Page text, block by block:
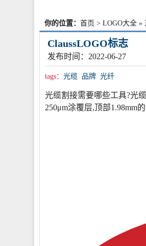
你的位置： 首页 > LOGO大全 »
ClaussLOGO标志
发布时间：2022-06-27
tags： 光缆 品牌 光纤
光缆割接需要哪些工具?光
250μm涂覆层,顶部1.98mm